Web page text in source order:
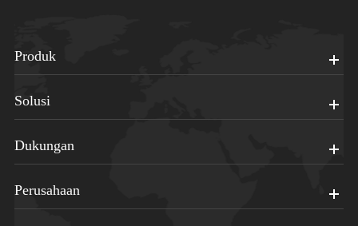
Produk
Solusi
Dukungan
Perusahaan